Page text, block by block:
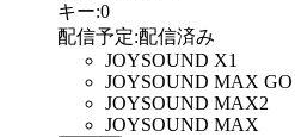
キー:0
配信予定:配信済み
JOYSOUND X1
JOYSOUND MAX GO
JOYSOUND MAX2
JOYSOUND MAX